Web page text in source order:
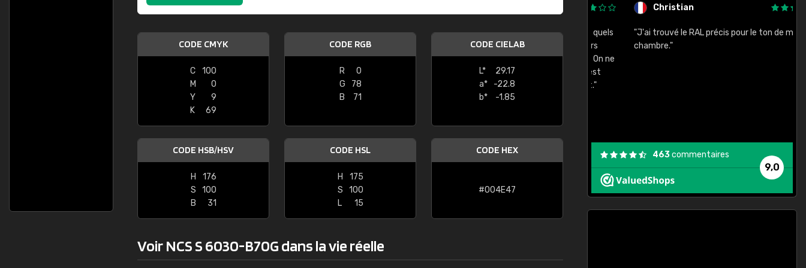
CODE CMYK
C
100
M
0
Y
9
K
69
CODE RGB
R
0
G
78
B
71
CODE CIELAB
L*
29.17
a*
-22.8
b*
-1.85
CODE HSB/HSV
H
176
S
100
B
31
CODE HSL
H
175
S
100
L
15
CODE HEX
#004E47
Voir NCS S 6030-B70G dans la vie réelle
"Le site ne permet pas de voir clairement quels
sont les produits disponibles. Il y a plusieurs
palettes de couleurs: Classic, Design, etc. On ne
comprend pas qui est quoi. La livraison s'est
bien passé et le produit reçu me convient."
Christian
"J'ai trouvé le RAL précis pour le ton de ma
chambre."
9,0
463commentaires